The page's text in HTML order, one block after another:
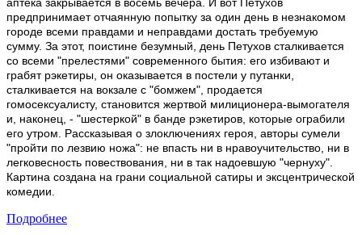
предпринимает отчаянную попытку за один день в незнакомом
городе всеми правдами и неправдами достать требуемую
сумму. За этот, поистине безумный, день Петухов сталкивается
со всеми "прелестями" современного бытия: его избивают и
грабят рэкетиры, он оказывается в постели у путанки,
сталкивается на вокзале с "бомжем", продается
гомосексуалисту, становится жертвой милиционера-вымогателя
и, наконец, - "шестеркой" в банде рэкетиров, которые ограбили
его утром. Рассказывая о злоключениях героя, авторы сумели
"пройти по лезвию ножа": не впасть ни в нравоучительство, ни в
легковесность повествования, ни в так надоевшую "чернуху".
Картина создана на грани социальной сатиры и эксцентрической
комедии.
Подробнее